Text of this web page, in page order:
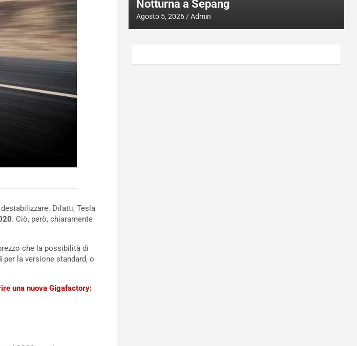
Difatti, Tesla
. Ciò, però, chiaramente
che la possibilità di
per la versione standard, o
una nuova Gigafactory:
Notturna a Sepang
Agosto 5, 2026 Admin